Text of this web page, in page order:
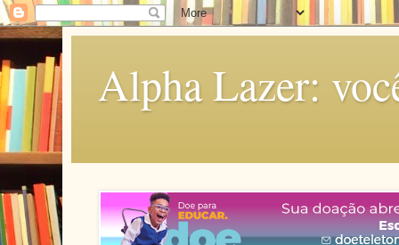
Alpha Lazer: